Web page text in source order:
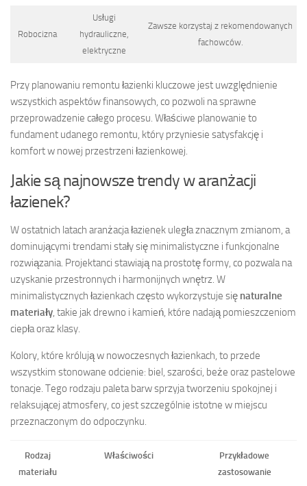
Robocizna
Usługi
hydrauliczne,
elektryczne
Zawsze korzystaj z rekomendowanych
fachowców.
Przy planowaniu remontu łazienki kluczowe jest uwzględnienie
wszystkich aspektów finansowych, co pozwoli na sprawne
przeprowadzenie całego procesu. Właściwe planowanie to
fundament udanego remontu, który przyniesie satysfakcję i
komfort w nowej przestrzeni łazienkowej.
Jakie są najnowsze trendy w aranżacji
łazienek?
W ostatnich latach aranżacja łazienek uległa znacznym zmianom, a
dominującymi trendami stały się minimalistyczne i funkcjonalne
rozwiązania. Projektanci stawiają na prostotę formy, co pozwala na
uzyskanie przestronnych i harmonijnych wnętrz. W
minimalistycznych łazienkach często wykorzystuje się naturalne
materiały, takie jak drewno i kamień, które nadają pomieszczeniom
ciepła oraz klasy.
Kolory, które królują w nowoczesnych łazienkach, to przede
wszystkim stonowane odcienie: biel, szarości, beże oraz pastelowe
tonacje. Tego rodzaju paleta barw sprzyja tworzeniu spokojnej i
relaksującej atmosfery, co jest szczególnie istotne w miejscu
przeznaczonym do odpoczynku.
Rodzaj
materiału
Właściwości
Przykładowe
zastosowanie